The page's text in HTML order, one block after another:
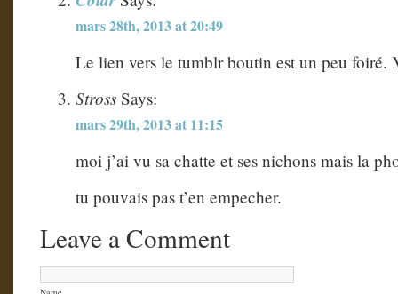
mars 28th, 2013 at 20:49
Le lien vers le tumblr boutin est un peu foiré.
Stross Says:
mars 29th, 2013 at 11:15
moi j’ai vu sa chatte et ses nichons mais la
tu pouvais pas t’en empecher.
Leave a Comment